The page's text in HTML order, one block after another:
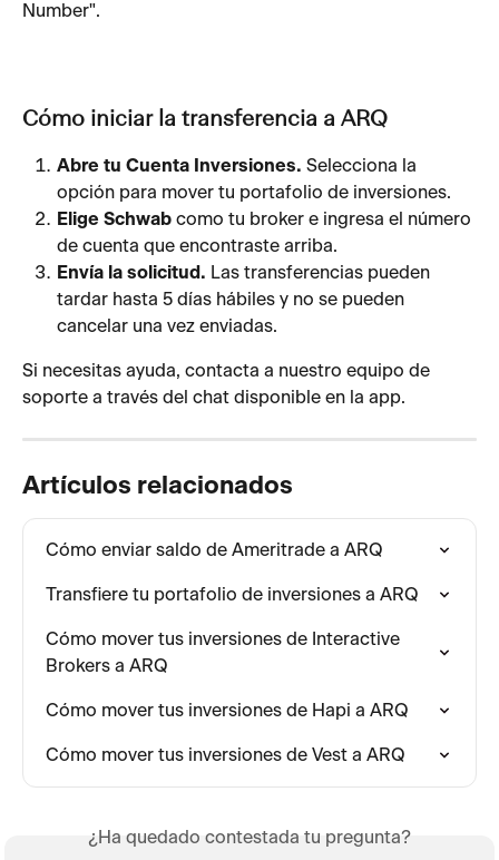
Number".
Cómo iniciar la transferencia a ARQ
Abre tu Cuenta Inversiones. Selecciona la
opción para mover tu portafolio de inversiones.
Elige Schwab como tu broker e ingresa el número
de cuenta que encontraste arriba.
Envía la solicitud. Las transferencias pueden
tardar hasta 5 días hábiles y no se pueden
cancelar una vez enviadas.
Si necesitas ayuda, contacta a nuestro equipo de
soporte a través del chat disponible en la app.
Artículos relacionados
Cómo enviar saldo de Ameritrade a ARQ
Transfiere tu portafolio de inversiones a ARQ
Cómo mover tus inversiones de Interactive
Brokers a ARQ
Cómo mover tus inversiones de Hapi a ARQ
Cómo mover tus inversiones de Vest a ARQ
¿Ha quedado contestada tu pregunta?